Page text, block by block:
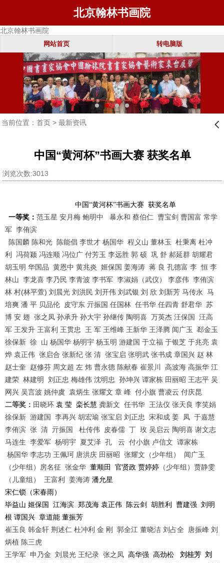
北京翰林书画院
北京翰林书画院
网站首页 转电脑版
2 3 4
当前位置： 首页> 最新资讯 󰊒
中国“黄河杯”书画大赛 获奖名单
浏览次数:3013
中国“黄河杯”书画大赛 获奖名单
一等奖： 范玉星 安月梅 鲍明中 暴永和 蔡伯仁 曹宝剑 曹国富 常学
军 李侑滨
陈国麟 陈和光 陈能倡 李世才 杨国华 程义山 董林玉 杜秉离 杜冲
利
冯荷颍 冯连顺 冯位广 付芳玉 李远胜 郭 硕 巩 舒 郝延群 胡耀君
胡玉明 华国品 黄恩中 黄兆炎 姬保国 姜海涛 蒋 良 孔德富 李 恒 李
林山 李龙喜 李乃民 李青波 李书军 李淑娟（武仪） 李彦伟 李侑滨
林 村(林平萱) 刘晨光 刘洪民 刘开伟 刘武银 刘 欣 刘新芳 马传永
马
培爽 潘 平 贝品伦 皮守东 亓振国 任国林 任书华 任四青 舒君华 苏
博 安 翅 张之凤 孙承升 孙大宇 孙继传 陶明喜 万英杰 汪保国
汪高
军 王发升 王富利 王贯忠 王 军 王维峰 王新华 王泽腾 闻广玉
郄金玉
徐保新 徐 山 杨国华 杨明宇 杨玉明 游建国 于立福 于银芝 于兆亮 袁
烨 袁正伟 张启合 张新纪 张 清 张宝启 张明武 张书成 章国兴 赵 林
赵士奎
赵修芬 周文超 左 炜 曹永德 陈献春 崔景川 高波海 高振华 江
建荣 林建明 刘正忠 梅雄伟 沈明忠 孙坤兴 谭家栋 田丽昭 王志平 吴
网兴 吴言波 姚仲虞 袁炳生 张耀文 章 峰 付小旗 曹凌云 付庆昆
二等奖： 田晓环 袁 莹 栾长慧 龚新文 任书华 王法仪 张天良 李笑娟
徐保新 游建国 李再兴 胡宏瑜 张宝启 刘正忠 宋和成 姜 凤 于嘉慧
李侑滨 张 清 亓振国 杜传伟 皮春儒 丁 玫 吴启云 陶明喜 谢文志
马连生 李爱军 杨明宇 夏艾泽 孔 云 付小旗 卢信文 谭家栋
杨国华 李志功 王佩珂 唐洪庆 田丽昭 张耀文（少年组）
闻广玉
（少年组）房名征 张金华 董顺田 官贤政 贾婷婷 （少年组）贾静雯
（儿童组）
王富利 姜海涛 潘允星
宋仁锁（宋春雨）
毕益山 姬保国
江海滨 郑茂海 袁正伟 陈云剑 胡胜利 曹建强 刘明
根 谭国兴 章道能 董振芳
崔玉良 韩金轩 荆述仁 杜冲利 金 刚 郭全江 董晓洁 刘占全 唐振峰 刘
炳植 陈三虎
王学军 申乃金 刘晨光 王纪录 张之凤 高华强 高劲松 刘桂芳 刘